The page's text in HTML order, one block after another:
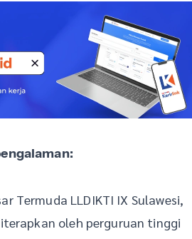
Termuda LLDIKTI IX Sulawesi,
oleh perguruan tinggi